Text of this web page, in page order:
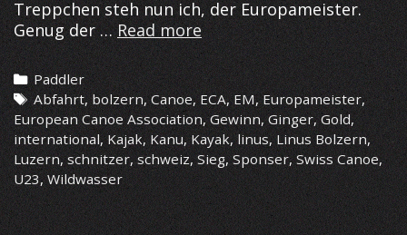
Treppchen steh nun ich, der Europameister.
Genug der …Read moreU23
Europameister
Categories
Paddler
Tags
Abfahrt, bolzern,Canoe,ECA,EM,Europameister,
European Canoe Association,Gewinn,Ginger,Gold,
international,Kajak, Kanu,Kayak,linus,Linus Bolzern,
Luzern,schnitzer,schweiz, Sieg,Sponser,Swiss Canoe,
U23,Wildwasser